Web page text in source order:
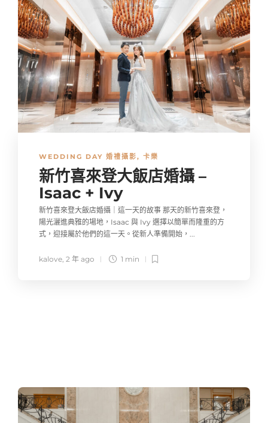
WEDDING DAY 婚禮攝影, 卡樂
新竹喜來登大飯店婚攝 –
Isaac + Ivy
新竹喜來登大飯店婚攝｜這一天的故事 那天的新竹喜來登，
陽光灑進典雅的場地，Isaac 與 Ivy 選擇以簡單而隆重的方
式，迎接屬於他們的這一天。從新人準備開始，...
kalove 2 年 ago 1 min